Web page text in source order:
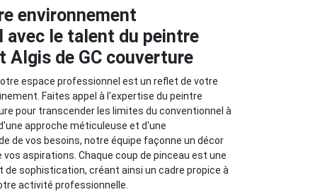
environnement
avec le talent du peintre
Algis de GC couverture
espace professionnel est un reflet de votre
Faites appel à l'expertise du peintre
pour transcender les limites du conventionnel à
approche méticuleuse et d'une
de vos besoins, notre équipe façonne un décor
vos aspirations. Chaque coup de pinceau est une
de sophistication, créant ainsi un cadre propice à
activité professionnelle.